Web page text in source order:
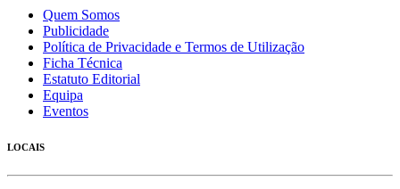
Quem Somos
Publicidade
Política de Privacidade e Termos de Utilização
Ficha Técnica
Estatuto Editorial
Equipa
Eventos
LOCAIS